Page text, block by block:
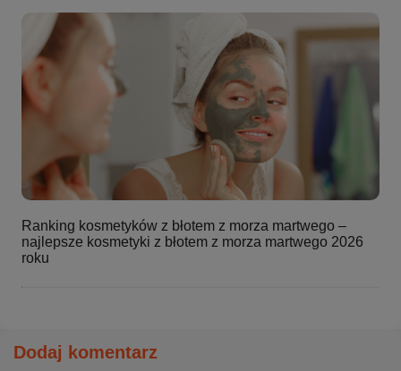
Ranking kosmetyków z błotem z morza martwego –
najlepsze kosmetyki z błotem z morza martwego 2026
roku
Dodaj komentarz